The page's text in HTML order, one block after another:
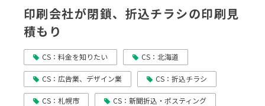
印刷会社が閉鎖、折込チラシの印刷見
積もり
CS：料金を知りたい CS：北海道
CS：広告業、デザイン業 CS：折込チラシ
CS：札幌市 CS：新聞折込・ポスティング